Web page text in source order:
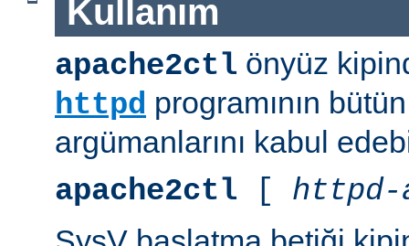
Kullanım
apache2ctl önyüz
httpd programının
argümanlarını kabul
apache2ctl [ httpd-